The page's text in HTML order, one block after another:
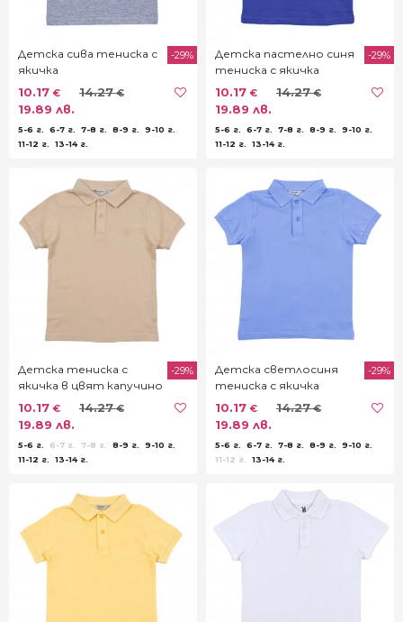
Детска сива тениска с
якичка
-29%
10.17 €
19.89 лв.
14.27€
5-6 г. 6-7 г. 7-8 г. 8-9 г.
9-10 г.
11-12 г.
13-14 г.
Детска пастелно синя
тениска с якичка
-29%
10.17 €
19.89 лв.
14.27€
5-6 г. 6-7 г. 7-8 г. 8-9 г.
9-10 г.
11-12 г.
13-14 г.
Детска тениска с
якичка в цвят капучино
-29%
10.17 €
19.89 лв.
14.27€
5-6 г. 6-7 г. 7-8 г. 8-9 г.
9-10 г.
11-12 г.
13-14 г.
Детска светлосиня
тениска с якичка
-29%
10.17 €
19.89 лв.
14.27€
5-6 г. 6-7 г. 7-8 г. 8-9 г.
9-10 г.
11-12 г.
13-14 г.